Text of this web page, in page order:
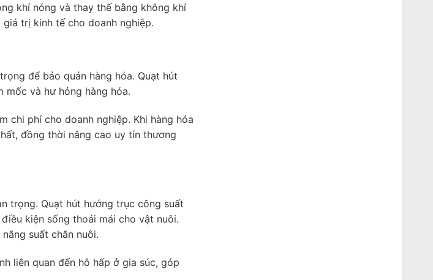
khí nóng và thay thế bằng không khí
trị kinh tế cho doanh nghiệp.
để bảo quản hàng hóa. Quạt hút
mốc và hư hỏng hàng hóa.
chi phí cho doanh nghiệp. Khi hàng hóa
đồng thời nâng cao uy tín thương
trọng. Quạt hút hướng trục công suất
kiện sống thoải mái cho vật nuôi.
suất chăn nuôi.
liên quan đến hô hấp ở gia súc, góp